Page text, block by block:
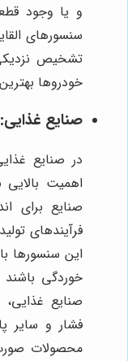
و یا وجود
سنسورهای
تشخیص
خودروها
صنایع غذایی:
در صنایع
اهمیت
صنایع برای
فرآیندهای
این سنسورها
خوردگی
صنایع غذایی،
فشار و سایر
محصولات